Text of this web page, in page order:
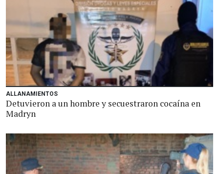
ALLANAMIENTOS
Detuvieron a un hombre y secuestraron cocaína en
Madryn